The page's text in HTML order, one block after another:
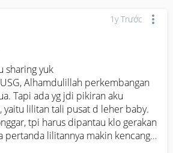
1y Trước
sharing yuk
Alhamdulillah perkembangan
Tapi ada yg jdi pikiran aku
yaitu lilitan tali pusat d leher baby.
tpi harus dipantau klo gerakan
pertanda lilitannya makin kencang
gerakan adek jdi lebih anteng,